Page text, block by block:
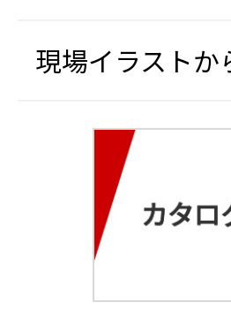
現場イラストか